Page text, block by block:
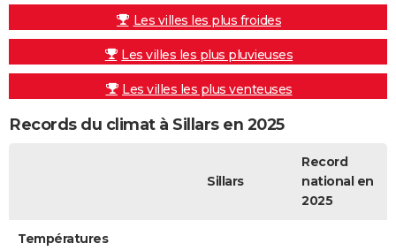
Les villes les plus froides
Les villes les plus pluvieuses
Les villes les plus venteuses
Records du climat à Sillars en 2025
Sillars
Record
national en
2025
Températures